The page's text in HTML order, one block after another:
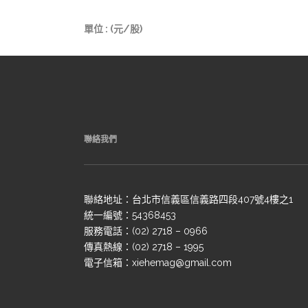
單位 : (元/股)
聯絡我們
聯絡地址：台北市信義區信義路四段407號4樓之1
統一編號：54368453
服務電話：(02) 2718 – 0966
傳真熱線：(02) 2718 – 1995
電子信箱：xiehemag@gmail.com